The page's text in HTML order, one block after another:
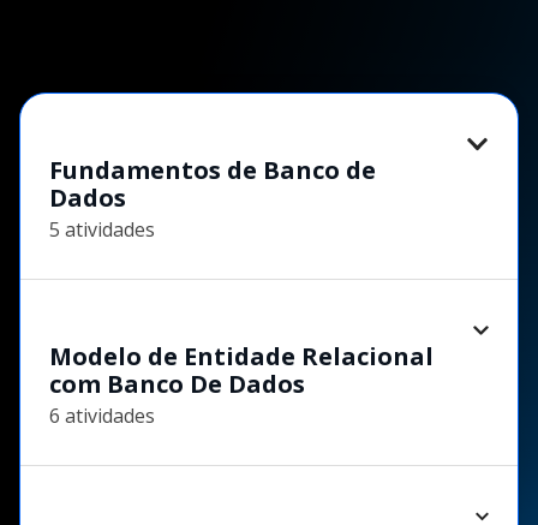
Fundamentos de Banco de
Dados
5 atividades
Modelo de Entidade Relacional
com Banco De Dados
6 atividades